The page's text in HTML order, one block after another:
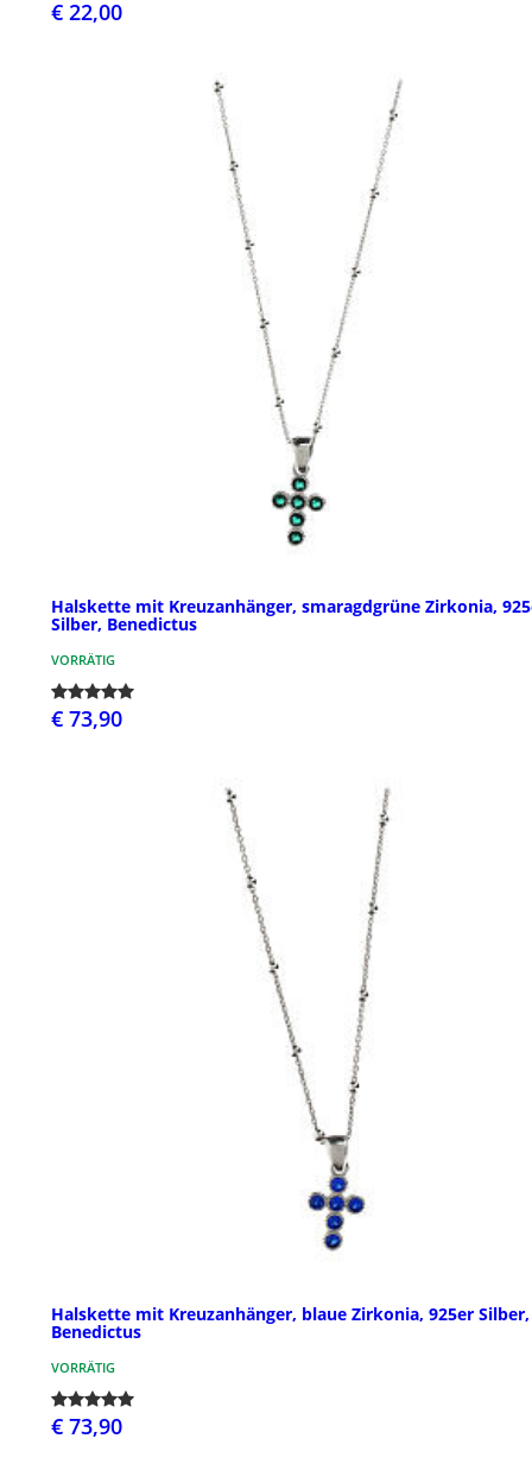
€ 22,00
Halskette mit Kreuzanhänger, smaragdgrüne Zirkonia,
Silber, Benedictus
VORRÄTIG
€ 73,90
Halskette mit Kreuzanhänger, blaue Zirkonia, 925er Silber,
Benedictus
VORRÄTIG
€ 73,90